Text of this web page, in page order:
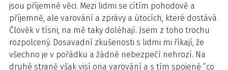
jsou příjemné věci. Mezi lidmi se cítím pohodově a
příjemně, ale varování a zprávy a útocích, které dostává
Člověk v tísni, na mě taky doléhají. Jsem z toho trochu
rozpolcený. Dosavadní zkušenosti s lidmi mi říkají, že
všechno je v pořádku a žádné nebezpečí nehrozí. Na
druhé straně však visí ona varování a s tím spojené “co